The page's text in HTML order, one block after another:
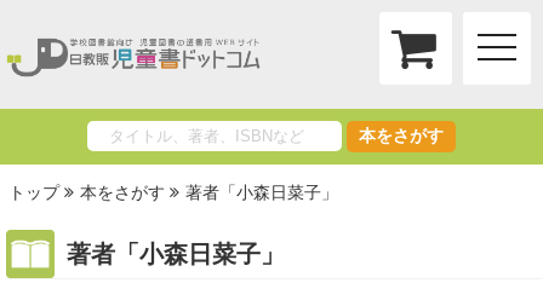
toggle
本をさがす
トップ 本をさがす 著者「小森日菜子」
著者「小森日菜子」